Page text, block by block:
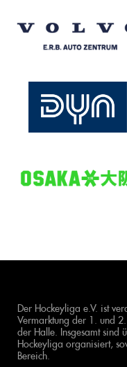
Der Hockeyliga e.V. ist
Vermarktung der 1. und
der Halle. Insgesamt sind
Hockeyliga organisiert,
Bereich.